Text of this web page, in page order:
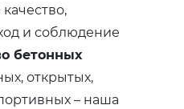
и соблюдение
бетонных
открытых,
– наша